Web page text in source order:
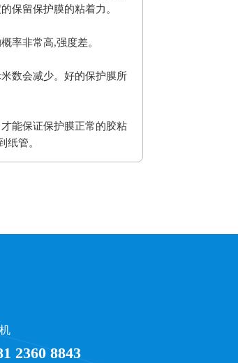
保留保护膜的粘着力。
率非常高,强度差。
数会减少。好的保护膜所
能保证保护膜正常的胶粘
纸管。
2360 8843